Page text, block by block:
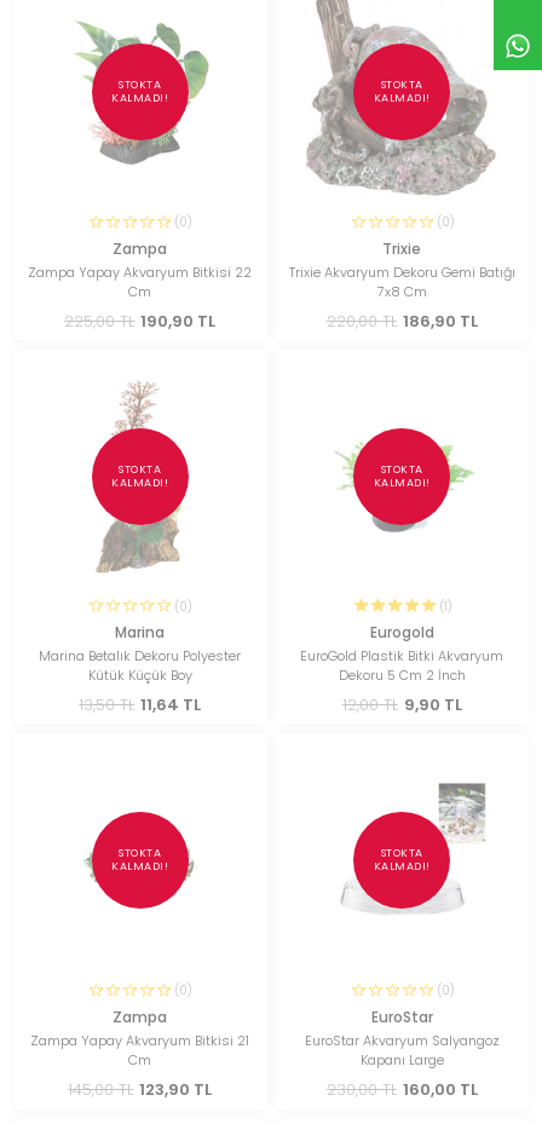
STOKTA
KALMADI!
(0)
Zampa
Zampa Yapay Akvaryum Bitkisi 22
Cm
225,00 TL 190,90 TL
STOKTA
KALMADI!
(0)
Trixie
Trixie Akvaryum Dekoru Gemi Batığı
7x8 Cm
220,00 TL 186,90 TL
STOKTA
KALMADI!
(0)
Marina
Marina Betalık Dekoru Polyester
Kütük Küçük Boy
13,50 TL 11,64 TL
STOKTA
KALMADI!
(1)
Eurogold
EuroGold Plastik Bitki Akvaryum
Dekoru 5 Cm 2 İnch
12,00 TL 9,90 TL
STOKTA
KALMADI!
(0)
Zampa
Zampa Yapay Akvaryum Bitkisi 21
Cm
145,00 TL 123,90 TL
STOKTA
KALMADI!
(0)
EuroStar
EuroStar Akvaryum Salyangoz
Kapanı Large
230,00 TL 160,00 TL